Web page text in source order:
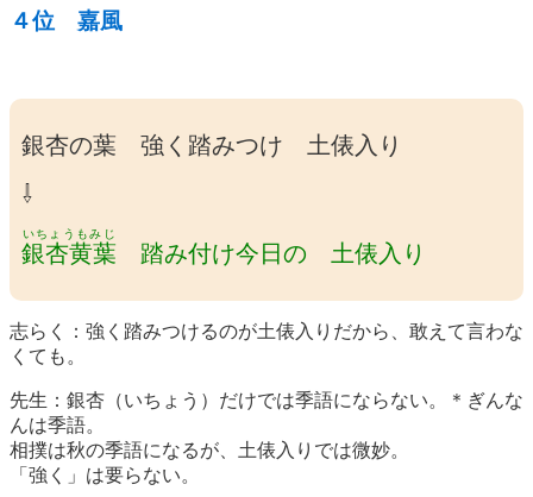
４位 嘉風
銀杏の葉 強く踏みつけ 土俵入り
⇩
銀杏黄葉
いちょうもみじ
踏み付け今日の 土俵入り
志らく：強く踏みつけるのが土俵入りだから、敢えて言わな
くても。
先生：銀杏（いちょう）だけでは季語にならない。＊ぎんな
んは季語。
相撲は秋の季語になるが、土俵入りでは微妙。
「強く」は要らない。